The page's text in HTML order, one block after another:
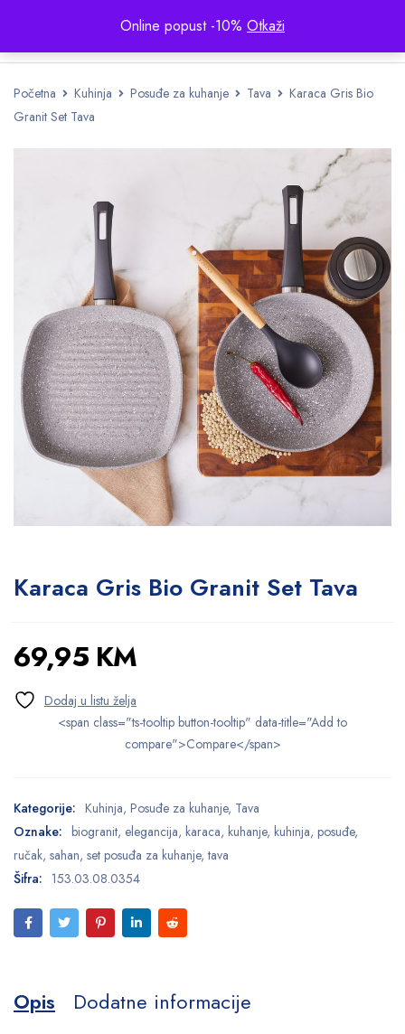
Online popust -10% Otkaži
Početna Kuhinja Posuđe za kuhanje Tava
Karaca Gris Bio
Granit Set Tava
Karaca Gris Bio Granit Set Tava
69,95 KM
<span class="ts-tooltip button-tooltip" data-title="Add to
compare">Compare</span>
Kategorije: Kuhinja, Posuđe za kuhanje, Tava
Oznake: biogranit, elegancija, karaca, kuhanje, kuhinja, posuđe,
ručak, sahan, set posuđa za kuhanje,tava
Šifra: 153.03.08.0354
Opis Dodatne informacije